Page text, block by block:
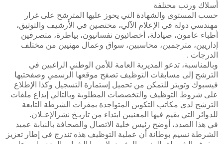
أسلاك ورتب مختلفة
حسب المستوى والشهادة التي يحوز عليها المترشح على غرار
مهندسي دولة في الإعلام الآلي، مختصين في الأرشيف والتوثيق،
أطباء عامون، صيادلة، أخصائيون نفسانيون، بياطرة، متصرفين
إداريين، مترجمين، محاسبين، سواق وعمال مهنيين من مختلف
الدرجات .
وبالمناسبة، تدعو المديرية العامة للأمن الوطني الراغبين في
الترشح إلى مسابقات التوظيف تصفح موقعها الرسمي وصفحتيها
فيسبوك وتويتر للتمكن من تحميل إستمارة التسجيل وكذا الإطلاع
على شروط التوظيف والتخصصات المطلوبة وبالتالي إيداع ملفات
الترشح لدى مكاتب التكوين المتواجدة بمقرات الشرطة التابعة
للدوائر التي يقيم فيها المعنيين ابتداء من تاريـخ نشرالإعـلان.
في هذا الصدد، أوضح رئيس خلية الاتصال والصحافة بالنيابة عميد
الشرطة نسيم بوطانة أن عملية التوظيف هذه تندرج في إطار تعزيز